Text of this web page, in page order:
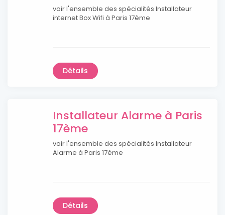
voir l'ensemble des spécialités Installateur
internet Box Wifi à Paris 17ème
Détails
Installateur Alarme à Paris
17ème
voir l'ensemble des spécialités Installateur
Alarme à Paris 17ème
Détails